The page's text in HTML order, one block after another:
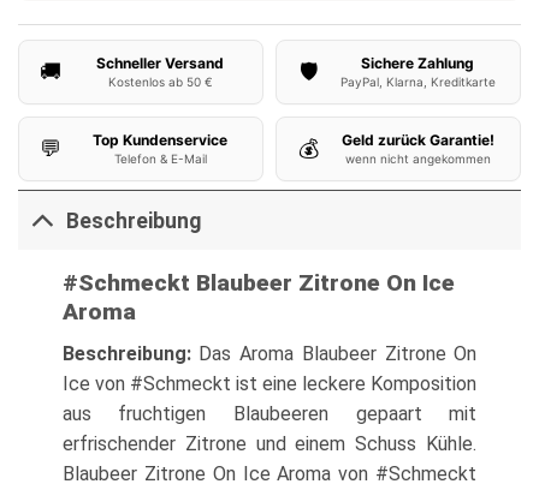
🚚 Schneller Versand
Kostenlos ab 50 € 🛡️ Sichere Zahlung
PayPal, Klarna, Kreditkarte
💬 Top Kundenservice
Telefon & E-Mail 💰 Geld zurück Garantie!
wenn nicht angekommen
Beschreibung
#Schmeckt Blaubeer Zitrone On Ice
Aroma
Beschreibung:Das Aroma Blaubeer Zitrone On
Ice von #Schmeckt ist eine leckere Komposition
aus fruchtigen Blaubeeren gepaart mit
erfrischender Zitrone und einem Schuss Kühle.
Blaubeer Zitrone On Ice Aroma von #Schmeckt